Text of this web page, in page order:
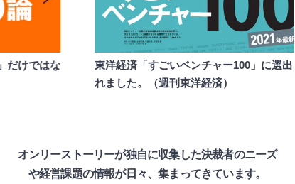
東洋経済「すごいベンチャー100」に選出さ
れました。（週刊東洋経済）
「
オンリーストーリーが独自に収集した決裁者のニーズ
や経営課題の情報が日々、集まってきています。